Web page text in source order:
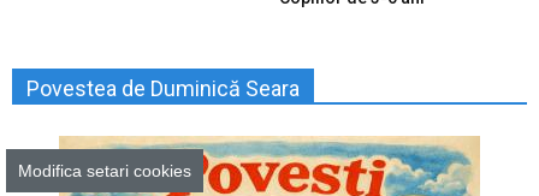
Povestea de Duminică Seara
Modifica setari cookies